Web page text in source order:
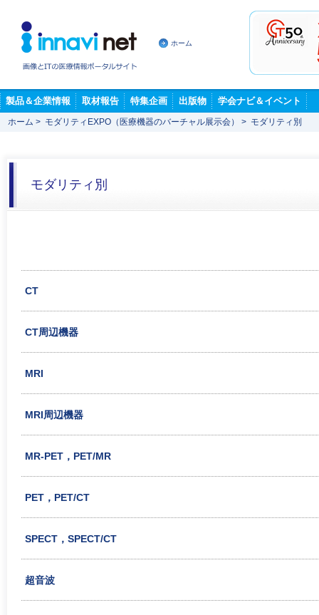
ホーム
製品＆企業情報 取材報告 特集企画 出版物 学会ナビ＆イベント
ホーム > モダリティEXPO（医療機器のバーチャル展示会） > モダリティ別
モダリティ別
CT
CT周辺機器
MRI
MRI周辺機器
MR-PET，PET/MR
PET，PET/CT
SPECT，SPECT/CT
超音波